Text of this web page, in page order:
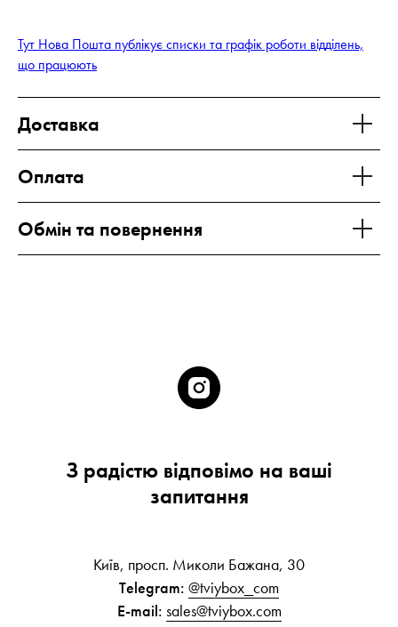
Тут Нова Пошта публікує списки та графік роботи відділень,
що працюють
Доставка
Оплата
Обмін та повернення
З радістю відповімо на ваші
запитання
Київ, просп. Миколи Бажана, 30
Telegram: @tviybox_com
E-mail: sales@tviybox.com